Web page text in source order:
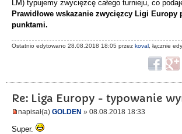
LM) typujemy zwycięzcę całego turnieju, co
Prawidłowe wskazanie zwycięzcy Ligi Europy
punktami.
Ostatnio edytowano 28.08.2018 18:05 przez koval , łącznie
Re: Liga Europy - typowanie
napisał(a) GOLDEN » 08.08.2018 18:33
Super.